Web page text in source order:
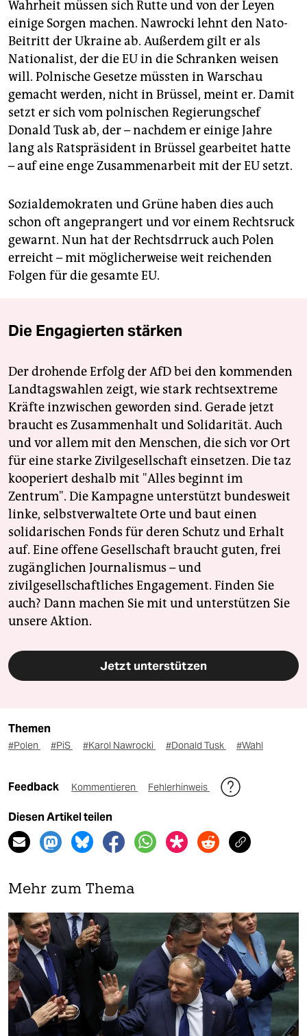
Wahrheit müssen sich Rutte und von der Leyen
einige Sorgen machen. Nawrocki lehnt den Nato-
Beitritt der Ukraine ab. Außerdem gilt er als
Nationalist, der die EU in die Schranken weisen
will. Polnische Gesetze müssten in Warschau
gemacht werden, nicht in Brüssel, meint er. Damit
setzt er sich vom polnischen Regierungschef
Donald Tusk ab, der – nachdem er einige Jahre
lang als Ratspräsident in Brüssel gearbeitet hatte
– auf eine enge Zusammenarbeit mit der EU setzt.
Sozialdemokraten und Grüne haben dies auch
schon oft angeprangert und vor einem Rechtsruck
gewarnt. Nun hat der Rechtsdrruck auch Polen
erreicht – mit möglicherweise weit reichenden
Folgen für die gesamte EU.
Die Engagierten stärken
Der drohende Erfolg der AfD bei den kommenden
Landtagswahlen zeigt, wie stark rechtsextreme
Kräfte inzwischen geworden sind. Gerade jetzt
braucht es Zusammenhalt und Solidarität. Auch
und vor allem mit den Menschen, die sich vor Ort
für eine starke Zivilgesellschaft einsetzen. Die taz
kooperiert deshalb mit "Alles beginnt im
Zentrum". Die Kampagne unterstützt bundesweit
linke, selbstverwaltete Orte und baut einen
solidarischen Fonds für deren Schutz und Erhalt
auf. Eine offene Gesellschaft braucht guten, frei
zugänglichen Journalismus – und
zivilgesellschaftliches Engagement. Finden Sie
auch? Dann machen Sie mit und unterstützen Sie
unsere Aktion.
Jetzt unterstützen
Themen
#Polen #PiS #Karol Nawrocki #Donald Tusk #Wahl
Feedback Kommentieren Fehlerhinweis
Diesen Artikel teilen
Mehr zum Thema